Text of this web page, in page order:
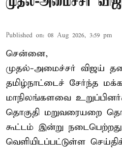
Published on: 08 Aug 2026, 3:59 pm
சென்னை,
முதல்-அமைச்சர் விஜய்
தமிழ்நாட்டைச் சேர்ந்த
மாநிலங்களவை
தொகுதி மறுவரையறை
கூட்டம் இன்று
வெளியிடப்பட்டுள்ள